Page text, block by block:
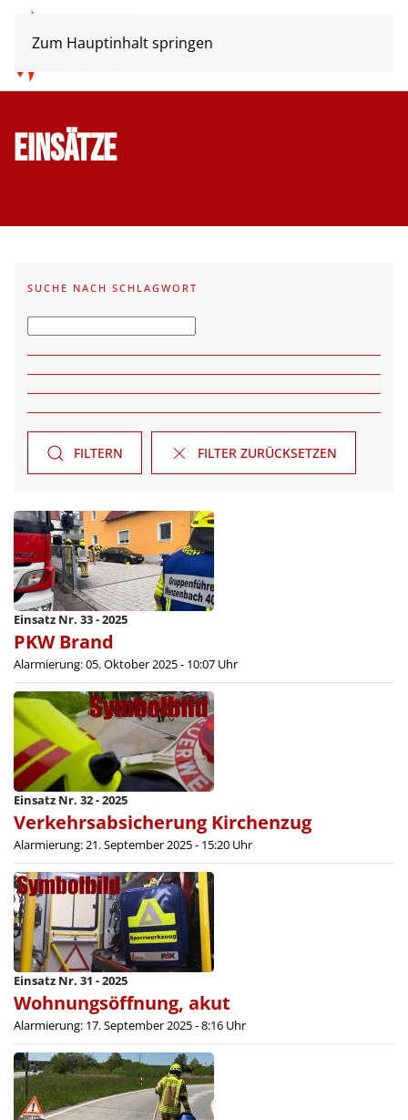
Zum Hauptinhalt springen
Einsätze
SUCHE NACH SCHLAGWORT
FILTERN FILTER ZURÜCKSETZEN
Einsatz Nr. 33 - 2025
PKW Brand
Alarmierung: 05. Oktober 2025 - 10:07 Uhr
Einsatz Nr. 32 - 2025
Verkehrsabsicherung Kirchenzug
Alarmierung: 21. September 2025 - 15:20 Uhr
Einsatz Nr. 31 - 2025
Wohnungsöffnung, akut
Alarmierung: 17. September 2025 - 8:16 Uhr